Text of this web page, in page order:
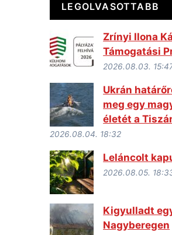
LEGOLVASOTTABB
Zrínyi Ilona
Támogatási
2026.08.03.
Ukrán
meg egy
életét a
2026.08.04. 18:32
Leláncolt
2026.08.05.
Kigyulladt
Nagyberegen